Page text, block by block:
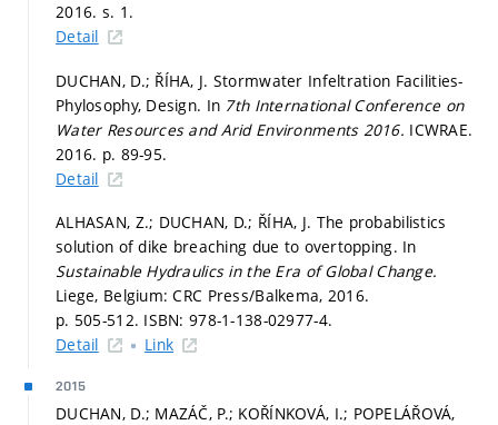
2016. s. 1.
Detail
DUCHAN, D.; ŘÍHA, J. Stormwater Infeltration Facilities-
Phylosophy, Design. In 7th International Conference on
Water Resources and Arid Environments 2016. ICWRAE.
2016. p. 89-95.
Detail
ALHASAN, Z.; DUCHAN, D.; ŘÍHA, J. The probabilistics
solution of dike breaching due to overtopping. In
Sustainable Hydraulics in the Era of Global Change.
Liege, Belgium: CRC Press/Balkema, 2016.
p. 505-512. ISBN: 978-1-138-02977-4.
Detail
Link
2015
DUCHAN, D.; MAZÁČ, P.; KOŘÍNKOVÁ, I.; POPELÁŘOVÁ,